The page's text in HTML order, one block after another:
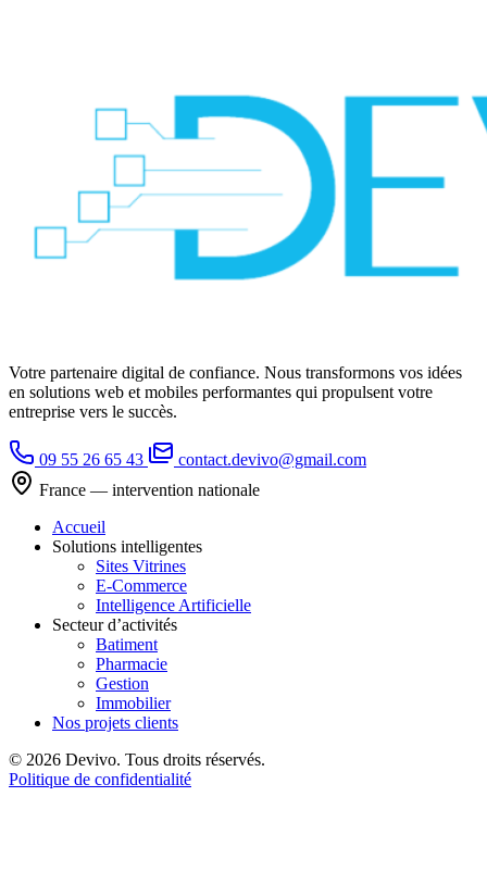
Votre partenaire digital de confiance. Nous transformons vos idées
en solutions web et mobiles performantes qui propulsent votre
entreprise vers le succès.
09 55 26 65 43
contact.devivo@gmail.com
France — intervention nationale
Accueil
Solutions intelligentes
Sites Vitrines
E-Commerce
Intelligence Artificielle
Secteur d’activités
Batiment
Pharmacie
Gestion
Immobilier
Nos projets clients
© 2026 Devivo. Tous droits réservés.
Politique de confidentialité